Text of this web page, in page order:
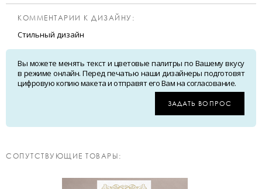
КОММЕНТАРИИ К ДИЗАЙНУ:
Стильный дизайн
Вы можете менять текст и цветовые палитры по Вашему вкусу
в режиме онлайн. Перед печатью наши дизайнеры подготовят
цифровую копию макета и отправят его Вам на согласование.
ЗАДАТЬ ВОПРОС
CОПУТСТВУЮЩИЕ ТОВАРЫ: